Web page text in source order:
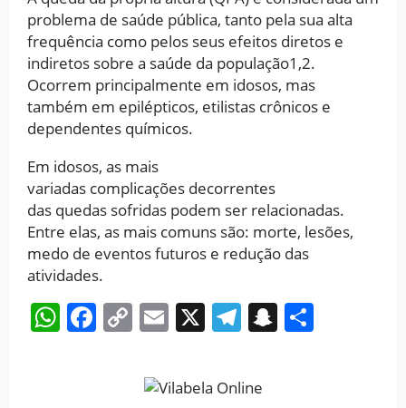
problema de saúde pública, tanto pela sua alta
frequência como pelos seus efeitos diretos e
indiretos sobre a saúde da população1,2.
Ocorrem principalmente em idosos, mas
também em epilépticos, etilistas crônicos e
dependentes químicos.
Em idosos, as mais
variadas complicações decorrentes
das quedas sofridas podem ser relacionadas.
Entre elas, as mais comuns são: morte, lesões,
medo de eventos futuros e redução das
atividades.
WhatsApp
Facebook
CopyEmail
X Telegram
Snapchat